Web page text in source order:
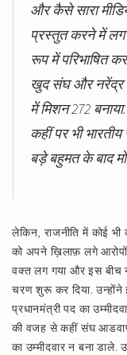
और कैसे सारा
प्रस्तुत करने में लग
रूप में परिभाषित
खुद संघ और नरेंद्र
में मिशन 272
कहीं पर भी
बड़े बहुमत के बाद
लेकिन, राजनीति में कोई भी
को अपने ख़िलाफ़ लगे
वक्त लग गया और इस बीच
चरण शुरू कर दिया. उन्होंने
प्रधानमंत्री पद का
की वजह से कहीं संघ
का उम्मीदवार न बना डाले.